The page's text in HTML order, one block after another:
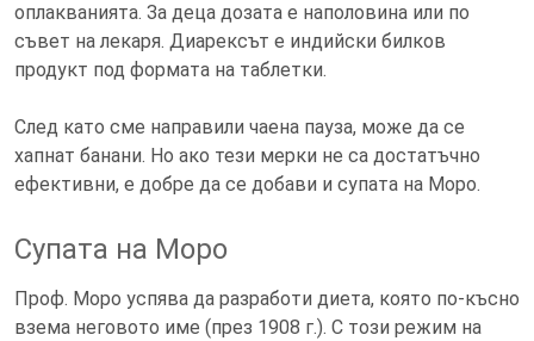
оплакванията. За деца дозата е наполовина или по
съвет на лекаря. Диарексът е индийски билков
продукт под формата на таблетки.
След като сме направили чаена пауза, може да се
хапнат банани. Но ако тези мерки не са достатъчно
ефективни, е добре да се добави и супата на Моро.
Супата на Моро
Проф. Моро успява да разработи диета, която по-късно
взема неговото име (през 1908 г.). С този режим на